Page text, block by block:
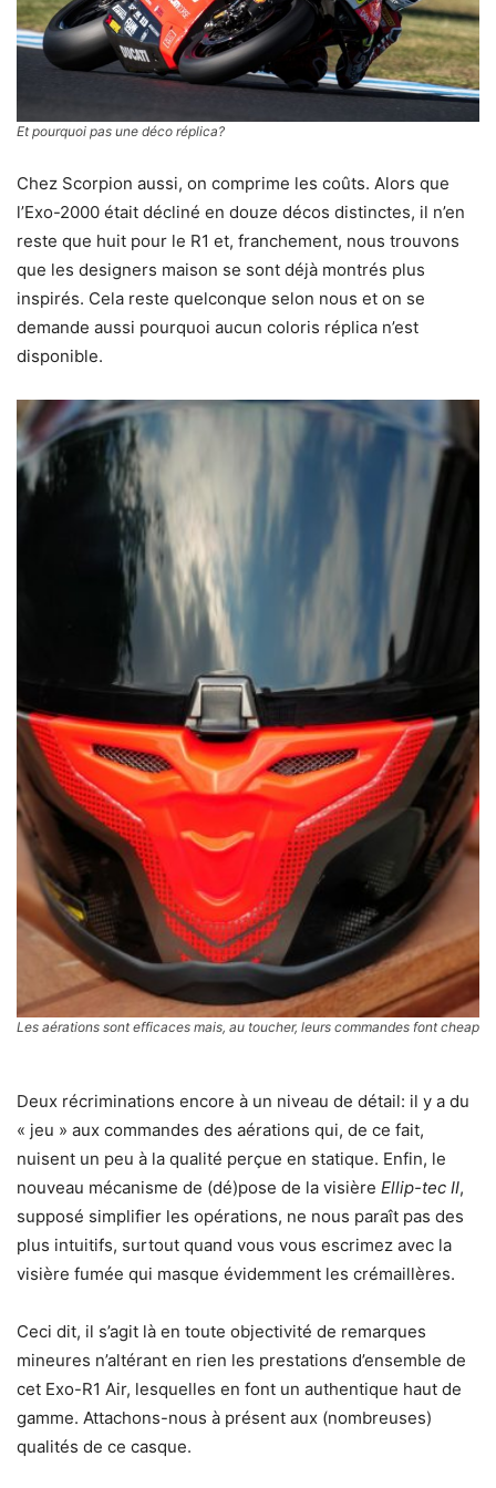
Et pourquoi pas une déco réplica?
Chez Scorpion aussi, on comprime les coûts. Alors que
l’Exo-2000 était décliné en douze décos distinctes, il n’en
reste que huit pour le R1 et, franchement, nous trouvons
que les designers maison se sont déjà montrés plus
inspirés. Cela reste quelconque selon nous et on se
demande aussi pourquoi aucun coloris réplica n’est
disponible.
Les aérations sont efficaces mais, au toucher, leurs commandes font cheap
Deux récriminations encore à un niveau de détail: il y a du
« jeu » aux commandes des aérations qui, de ce fait,
nuisent un peu à la qualité perçue en statique. Enfin, le
nouveau mécanisme de (dé)pose de la visière Ellip-tec II,
supposé simplifier les opérations, ne nous paraît pas des
plus intuitifs, surtout quand vous vous escrimez avec la
visière fumée qui masque évidemment les crémaillères.
Ceci dit, il s’agit là en toute objectivité de remarques
mineures n’altérant en rien les prestations d’ensemble de
cet Exo-R1 Air, lesquelles en font un authentique haut de
gamme. Attachons-nous à présent aux (nombreuses)
qualités de ce casque.